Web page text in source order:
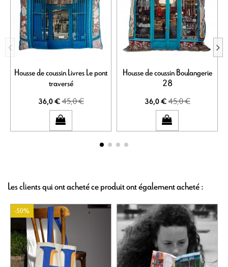
Housse de coussin Livres Le pont
traversé
36,0 €45,0 €
Housse de coussin Boulangerie
28
36,0 €45,0 €
Les clients qui ont acheté ce produit ont également acheté :
-50%